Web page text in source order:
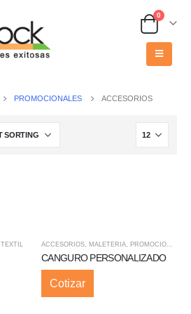
0
PROMOCIONALES ACCESORIOS
TEXTIL ACCESORIOS, MALETERIA, PROMOCIONALES
CANGURO PERSONALIZADO
Cotizar